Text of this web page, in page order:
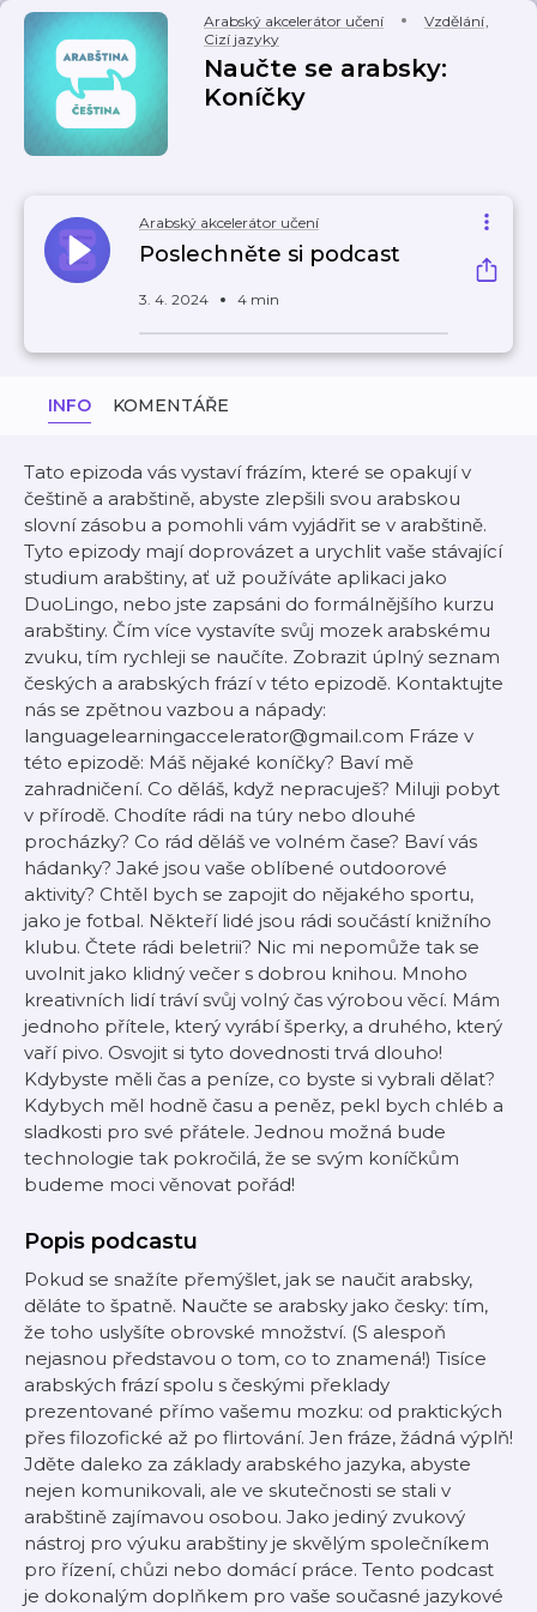
Arabský akcelerátor učení Vzdělání,
Cizí jazyky
Naučte se arabsky:
Koníčky
Arabský akcelerátor učení
Poslechněte si podcast
3. 4. 2024 4 min
INFO KOMENTÁŘE
Tato epizoda vás vystaví frázím, které se opakují v
češtině a arabštině, abyste zlepšili svou arabskou
slovní zásobu a pomohli vám vyjádřit se v arabštině.
Tyto epizody mají doprovázet a urychlit vaše stávající
studium arabštiny, ať už používáte aplikaci jako
DuoLingo, nebo jste zapsáni do formálnějšího kurzu
arabštiny. Čím více vystavíte svůj mozek arabskému
zvuku, tím rychleji se naučíte. Zobrazit úplný seznam
českých a arabských frází v této epizodě. Kontaktujte
nás se zpětnou vazbou a nápady:
languagelearningaccelerator@gmail.com Fráze v
této epizodě: Máš nějaké koníčky? Baví mě
zahradničení. Co děláš, když nepracuješ? Miluji pobyt
v přírodě. Chodíte rádi na túry nebo dlouhé
procházky? Co rád děláš ve volném čase? Baví vás
hádanky? Jaké jsou vaše oblíbené outdoorové
aktivity? Chtěl bych se zapojit do nějakého sportu,
jako je fotbal. Někteří lidé jsou rádi součástí knižního
klubu. Čtete rádi beletrii? Nic mi nepomůže tak se
uvolnit jako klidný večer s dobrou knihou. Mnoho
kreativních lidí tráví svůj volný čas výrobou věcí. Mám
jednoho přítele, který vyrábí šperky, a druhého, který
vaří pivo. Osvojit si tyto dovednosti trvá dlouho!
Kdybyste měli čas a peníze, co byste si vybrali dělat?
Kdybych měl hodně času a peněz, pekl bych chléb a
sladkosti pro své přátele. Jednou možná bude
technologie tak pokročilá, že se svým koníčkům
budeme moci věnovat pořád!
Popis podcastu
Pokud se snažíte přemýšlet, jak se naučit arabsky,
děláte to špatně. Naučte se arabsky jako česky: tím,
že toho uslyšíte obrovské množství. (S alespoň
nejasnou představou o tom, co to znamená!) Tisíce
arabských frází spolu s českými překlady
prezentované přímo vašemu mozku: od praktických
přes filozofické až po flirtování. Jen fráze, žádná výplň!
Jděte daleko za základy arabského jazyka, abyste
nejen komunikovali, ale ve skutečnosti se stali v
arabštině zajímavou osobou. Jako jediný zvukový
nástroj pro výuku arabštiny je skvělým společníkem
pro řízení, chůzi nebo domácí práce. Tento podcast
je dokonalým doplňkem pro vaše současné jazykové